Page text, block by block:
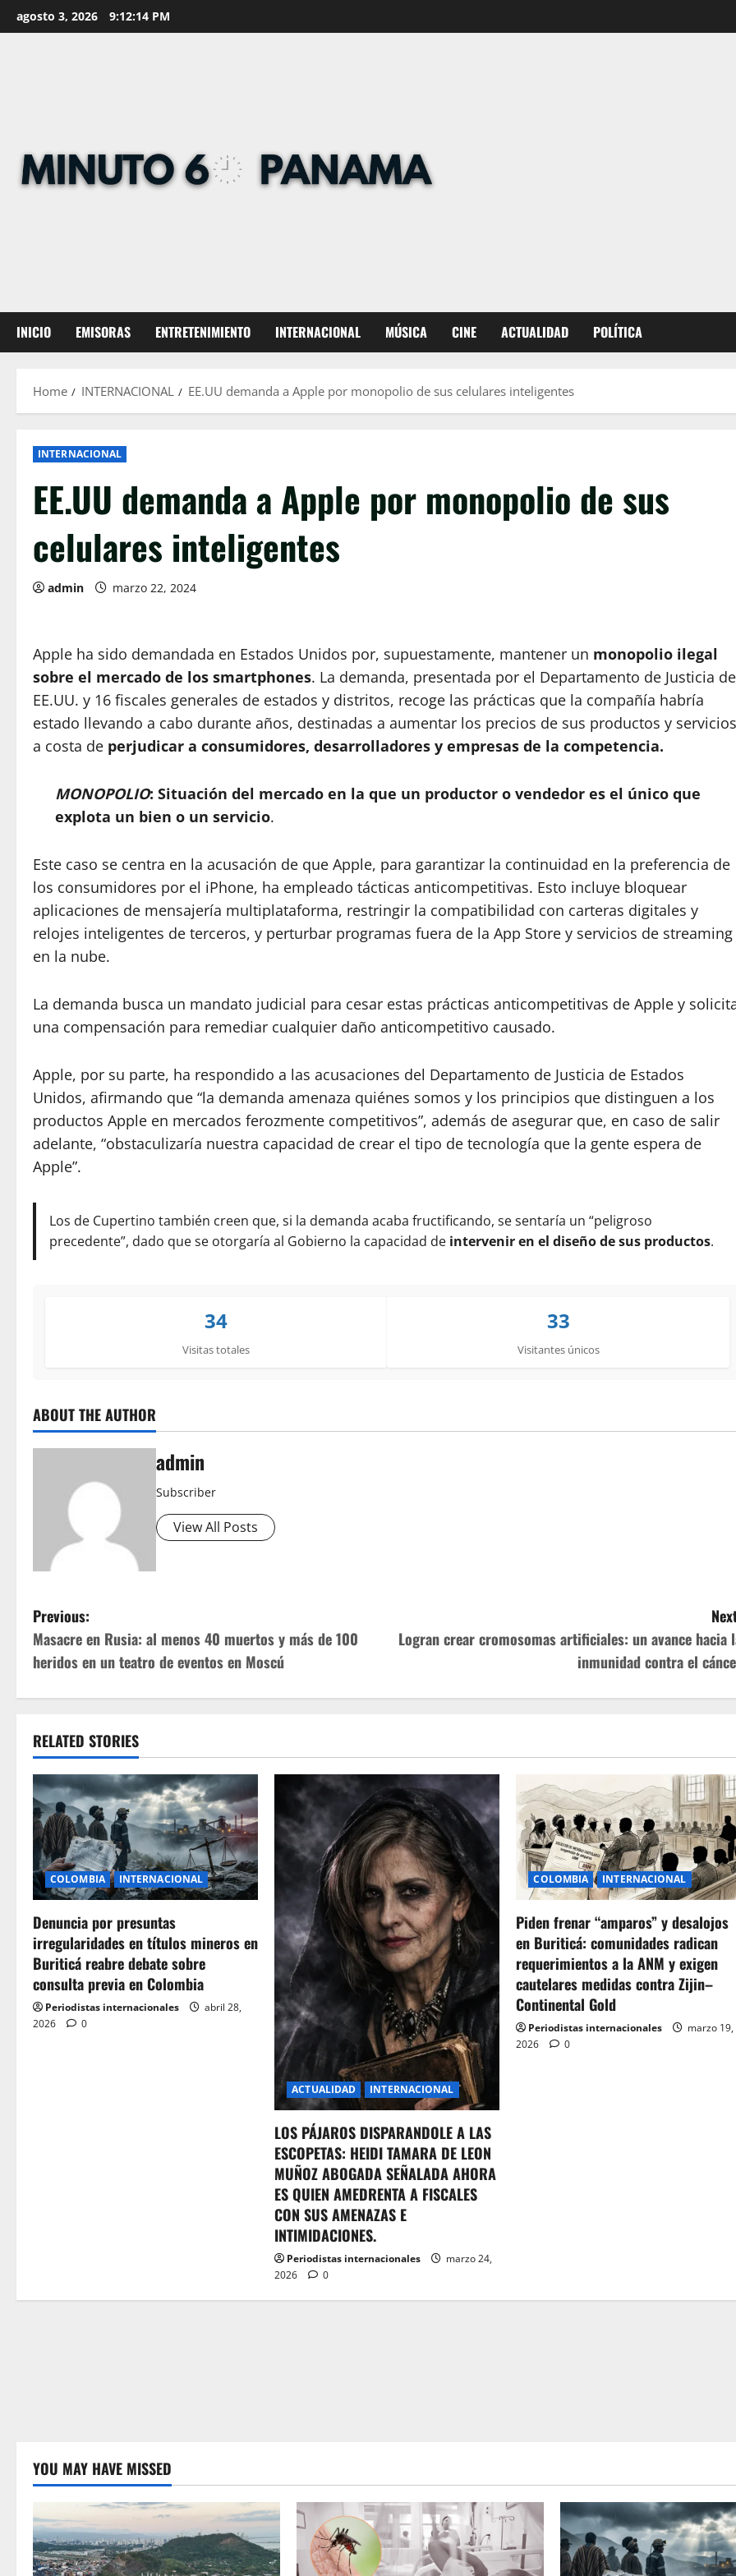
to
agosto 3, 2026 9:12:15 PM
INICIO EMISORAS ENTRETENIMIENTO INTERNACIONAL MÚSICA CINE ACTUALIDAD POLÍTICA
Home INTERNACIONAL EE.UU demanda a Apple por monopolio de sus celulares inteligentes
INTERNACIONAL
EE.UU demanda a Apple por monopolio de sus
celulares inteligentes
admin marzo 22, 2024
Apple ha sido demandada en Estados Unidos por, supuestamente, mantener un monopolio ilegal
sobre el mercado de los smartphones. La demanda, presentada por el Departamento de Justicia de
EE.UU. y 16 fiscales generales de estados y distritos, recoge las prácticas que la compañía habría
estado llevando a cabo durante años, destinadas a aumentar los precios de sus productos y servicios
a costa de perjudicar a consumidores, desarrolladores y empresas de la competencia.
MONOPOLIO: Situación del mercado en la que un productor o vendedor es el único que
explota un bien o un servicio.
Este caso se centra en la acusación de que Apple, para garantizar la continuidad en la preferencia de
los consumidores por el iPhone, ha empleado tácticas anticompetitivas. Esto incluye bloquear
aplicaciones de mensajería multiplataforma, restringir la compatibilidad con carteras digitales y
relojes inteligentes de terceros, y perturbar programas fuera de la App Store y servicios de streaming
en la nube.
La demanda busca un mandato judicial para cesar estas prácticas anticompetitivas de Apple y
una compensación para remediar cualquier daño anticompetitivo causado.
Apple, por su parte, ha respondido a las acusaciones del Departamento de Justicia de Estados
Unidos, afirmando que “la demanda amenaza quiénes somos y los principios que distinguen a los
productos Apple en mercados ferozmente competitivos”, además de asegurar que, en caso de salir
adelante, “obstaculizaría nuestra capacidad de crear el tipo de tecnología que la gente espera de
Apple”.
Los de Cupertino también creen que, si la demanda acaba fructificando, se sentaría un “peligroso
precedente”, dado que se otorgaría al Gobierno la capacidad de intervenir en el diseño de sus productos.
34
Visitas totales
33
Visitantes únicos
ABOUT THE AUTHOR
admin
Subscriber
View All Posts
P
o
s
n
a
v
i
g
a
t
i
o
Previous:
Masacre en Rusia: al menos 40 muertos y más de 100
heridos en un teatro de eventos en Moscú
Logran crear cromosomas artificiales: un avance hacia
inmunidad contra el
RELATED STORIES
COLOMBIA INTERNACIONAL
Denuncia por presuntas
irregularidades en títulos mineros en
Buriticá reabre debate sobre
consulta previa en Colombia
Periodistas internacionales
abril 28,
2026
0
ACTUALIDAD INTERNACIONAL
LOS PÁJAROS DISPARANDOLE A LAS
ESCOPETAS: HEIDI TAMARA DE LEON
MUÑOZ ABOGADA SEÑALADA AHORA
ES QUIEN AMEDRENTA A FISCALES
CON SUS AMENAZAS E
INTIMIDACIONES.
Periodistas internacionales
marzo 24,
2026
0
COLOMBIA INTERNACIONAL
Piden frenar “amparos” y desalojos
en Buriticá: comunidades radican
requerimientos a la ANM y exigen
cautelares medidas contra Zijin–
Continental Gold
Periodistas internacionales
marzo 19,
2026
0
YOU MAY HAVE MISSED